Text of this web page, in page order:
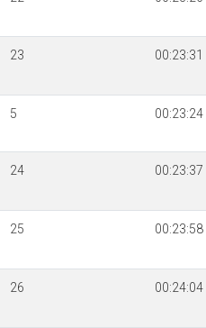
23 00:23:31
5 00:23:24
24 00:23:37
25 00:23:58
26 00:24:04